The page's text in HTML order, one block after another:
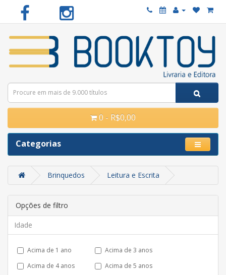
0 - R$0,00
Categorias
Brinquedos Leitura e Escrita
Opções de filtro
Idade
Acima de 1 ano
Acima de 3 anos
Acima de 4 anos
Acima de 5 anos